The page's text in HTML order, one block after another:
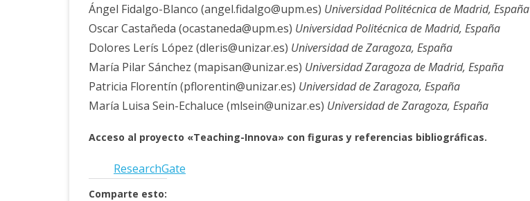
Ángel Fidalgo-Blanco (angel.fidalgo@upm.es) Universidad Politécnica de Madrid, España
Oscar Castañeda (ocastaneda@upm.es) Universidad Politécnica de Madrid, España
Dolores Lerís López (dleris@unizar.es) Universidad de Zaragoza, España
María Pilar Sánchez (mapisan@unizar.es) Universidad Zaragoza de Madrid, España
Patricia Florentín (pflorentin@unizar.es) Universidad de Zaragoza, España
María Luisa Sein-Echaluce (mlsein@unizar.es) Universidad de Zaragoza, España
Acceso al proyecto «Teaching-Innova» con figuras y referencias bibliográficas.
ResearchGate
Comparte esto: